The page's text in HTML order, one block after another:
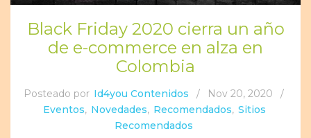
Black Friday 2020 cierra un año
de e-commerce en alza en
Colombia
Posteado por Id4you Contenidos / Nov 20, 2020
/
Eventos, Novedades, Recomendados, Sitios
Recomendados